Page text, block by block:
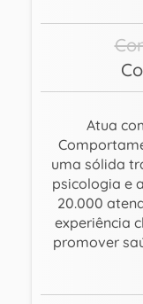
Atua
uma sólida
psicologia e
20.000
experiência
promover